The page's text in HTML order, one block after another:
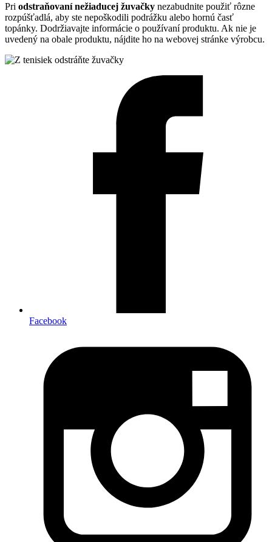
Pri odstraňovaní nežiaducej žuvačky nezabudnite použiť rôzne
rozpúšťadlá, aby ste nepoškodili podrážku alebo hornú časť
topánky. Dodržiavajte informácie o používaní produktu. Ak nie je
uvedený na obale produktu, nájdite ho na webovej stránke výrobcu.
Facebook